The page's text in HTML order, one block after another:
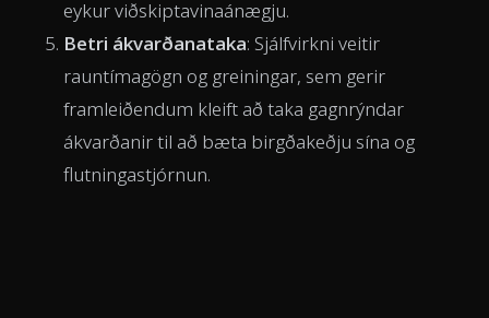
eykur viðskiptavinaánægju.
Betri ákvarðanataka: Sjálfvirkni veitir
rauntímagögn og greiningar, sem gerir
framleiðendum kleift að taka gagnrýndar
ákvarðanir til að bæta birgðakeðju sína og
flutningastjórnun.